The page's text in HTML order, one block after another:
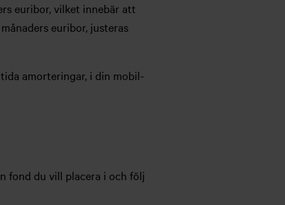
euribor, vilket innebär att
euribor, justeras
amorteringar, i din mobil-
fond du vill placera i och följ